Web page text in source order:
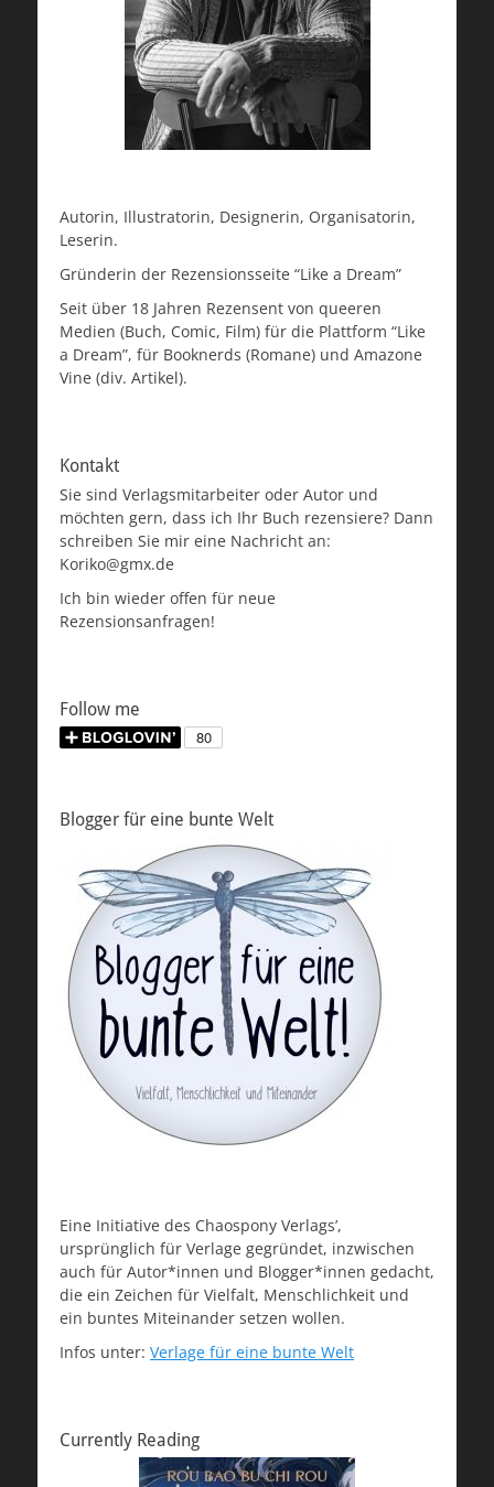
Autorin, Illustratorin, Designerin, Organisatorin,
Leserin.
Gründerin der Rezensionsseite “Like a Dream”
Seit über 18 Jahren Rezensent von queeren
Medien (Buch, Comic, Film) für die Plattform “Like
a Dream”, für Booknerds (Romane) und Amazone
Vine (div. Artikel).
Kontakt
Sie sind Verlagsmitarbeiter oder Autor und
möchten gern, dass ich Ihr Buch rezensiere? Dann
schreiben Sie mir eine Nachricht an:
Koriko@gmx.de
Ich bin wieder offen für neue
Rezensionsanfragen!
Follow me
Blogger für eine bunte Welt
Eine Initiative des Chaospony Verlags’,
ursprünglich für Verlage gegründet, inzwischen
auch für Autor*innen und Blogger*innen gedacht,
die ein Zeichen für Vielfalt, Menschlichkeit und
ein buntes Miteinander setzen wollen.
Infos unter: Verlage für eine bunte Welt
Currently Reading